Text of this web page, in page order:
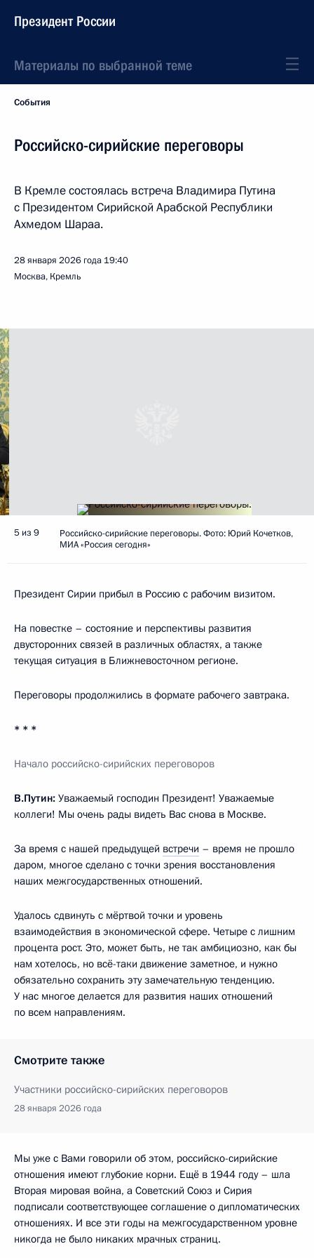
Президент России
Материалы по выбранной теме
События
Российско-сирийские переговоры
В Кремле состоялась встреча Владимира Путина
с Президентом Сирийской Арабской Республики
Ахмедом Шараа.
28 января 2026 года 19:40
Москва, Кремль
5 из 9
Российско-сирийские переговоры. Фото: Юрий Кочетков,
МИА «Россия сегодня»
Президент Сирии прибыл в Россию с рабочим визитом.
На повестке – состояние и перспективы развития
двусторонних связей в различных областях, а также
текущая ситуация в Ближневосточном регионе.
Переговоры продолжились в формате рабочего завтрака.
* * *
Начало российско-сирийских переговоров
В.Путин: Уважаемый господин Президент! Уважаемые
коллеги! Мы очень рады видеть Вас снова в Москве.
За время с нашей предыдущей встречи – время не прошло
даром, многое сделано с точки зрения восстановления
наших межгосударственных отношений.
Удалось сдвинуть с мёртвой точки и уровень
взаимодействия в экономической сфере. Четыре с лишним
процента рост. Это, может быть, не так амбициозно, как бы
нам хотелось, но всё-таки движение заметное, и нужно
обязательно сохранить эту замечательную тенденцию.
У нас многое делается для развития наших отношений
по всем направлениям.
Смотрите также
Участники российско-сирийских переговоров
28 января 2026 года
Мы уже с Вами говорили об этом, российско-сирийские
отношения имеют глубокие корни. Ещё в 1944 году – шла
Вторая мировая война, а Советский Союз и Сирия
подписали соответствующее соглашение о дипломатических
отношениях. И все эти годы на межгосударственном уровне
никогда не было никаких мрачных страниц.